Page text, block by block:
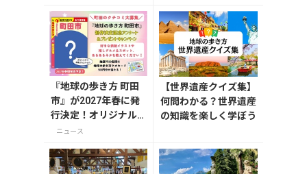
施中）
『地球の歩き方 町田
市』が2027年春に発
行決定！オリジナル
グッズが当たる発行
中
ニュース
【世界遺産クイズ集】
何問わかる？世界遺産
の知識を楽しく学ぼう